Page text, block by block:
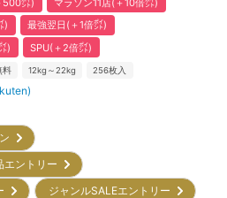
500㌽)
マラソン11店(＋10倍㌽)
)
最強翌日(＋1倍㌽)
)
SPU(＋2倍㌽)
料 12kg～22kg 256枚入
エントリー
ジャンルSALEエントリー